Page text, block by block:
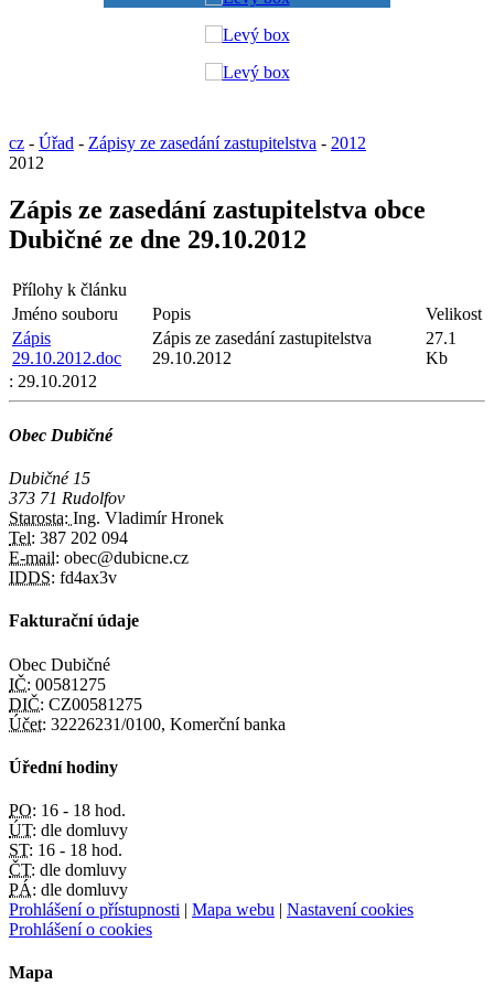
cz - Úřad - Zápisy ze zasedání zastupitelstva - 2012
2012
Zápis ze zasedání zastupitelstva obce
Dubičné ze dne 29.10.2012
Přílohy k článku
Jméno souboru
Popis
Velikost
Zápis
29.10.2012.doc
Zápis ze zasedání zastupitelstva
29.10.2012
27.1
Kb
: 29.10.2012
Obec Dubičné
Dubičné 15
373 71 Rudolfov
Starosta: Ing. Vladimír Hronek
Tel: 387 202 094
E-mail: obec@dubicne.cz
IDDS: fd4ax3v
Fakturační údaje
Obec Dubičné
IČ: 00581275
DIČ: CZ00581275
Účet: 32226231/0100, Komerční banka
Úřední hodiny
PO: 16 - 18 hod.
ÚT: dle domluvy
ST: 16 - 18 hod.
ČT: dle domluvy
PÁ: dle domluvy
Prohlášení o přístupnosti | Mapa webu | Nastavení cookies
Prohlášení o cookies
Mapa